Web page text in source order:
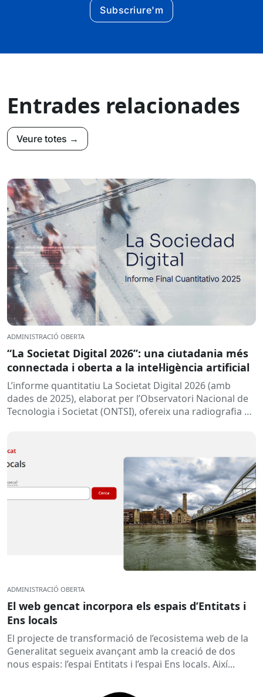
Subscriure'm
Entrades relacionades
Veure totes →
ADMINISTRACIÓ OBERTA
“La Societat Digital 2026”: una ciutadania més
connectada i oberta a la intel·ligència artificial
L’informe quantitatiu La Societat Digital 2026 (amb
dades de 2025), elaborat per l’Observatori Nacional de
Tecnologia i Societat (ONTSI), ofereix una radiografia de
ADMINISTRACIÓ OBERTA
El web gencat incorpora els espais d’Entitats i
Ens locals
El projecte de transformació de l’ecosistema web de la
Generalitat segueix avançant amb la creació de dos
nous espais: l’espai Entitats i l’espai Ens locals. Així...